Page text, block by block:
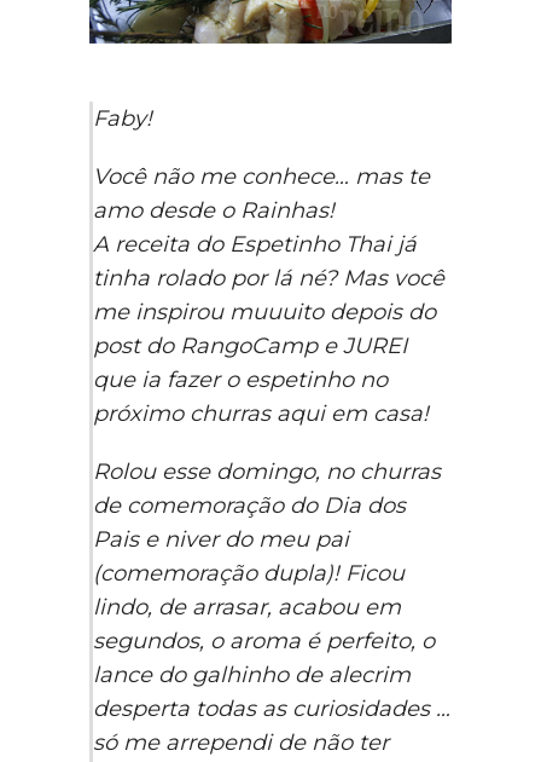
Faby!
Você não me conhece… mas te
amo desde o Rainhas!
A receita do Espetinho Thai já
tinha rolado por lá né? Mas você
me inspirou muuuito depois do
post do RangoCamp e JUREI
que ia fazer o espetinho no
próximo churras aqui em casa!
Rolou esse domingo, no churras
de comemoração do Dia dos
Pais e niver do meu pai
(comemoração dupla)! Ficou
lindo, de arrasar, acabou em
segundos, o aroma é perfeito, o
lance do galhinho de alecrim
desperta todas as curiosidades …
só me arrependi de não ter